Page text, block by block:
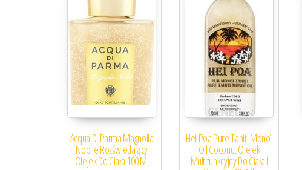
Acqua Di Parma Magnolia
Nobile Rozświetlający
Olejek Do Ciała 100 Ml
Hei Poa Pure Tahiti Monoï
Oil Coconut Olejek
Multifunkcyjny Do Ciała I